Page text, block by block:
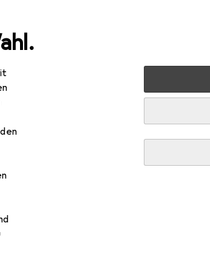
Fräsen von
immer aktuell und wird automatisch
Blauw 06016C5000 GNF18V-40 ist ein
Holzbearbeitungsanwendungen,
Boxx